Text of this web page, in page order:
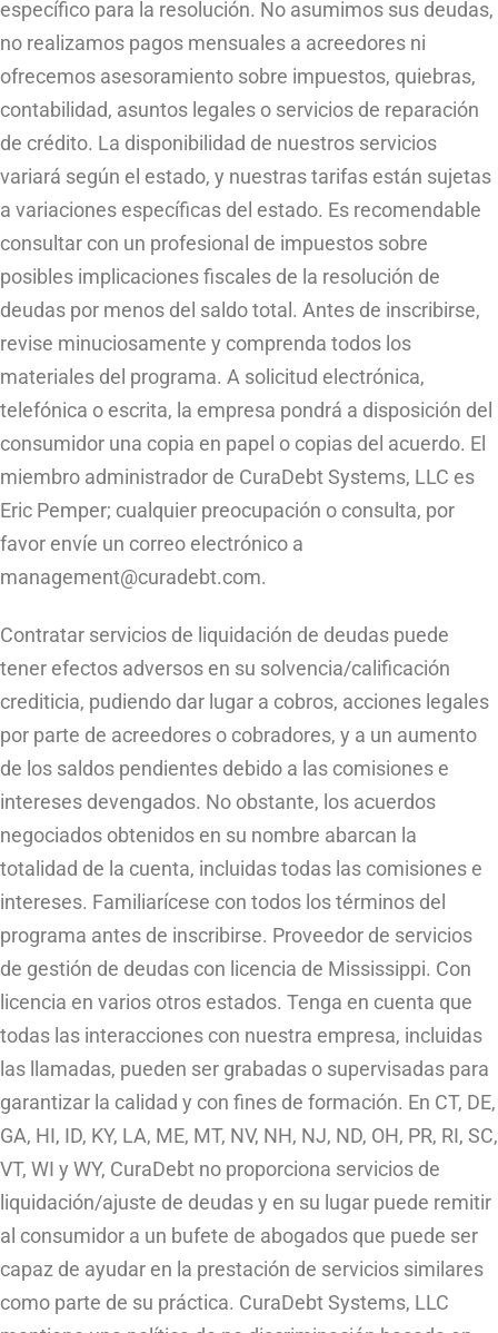
específico para la resolución. No asumimos sus deudas,
no realizamos pagos mensuales a acreedores ni
ofrecemos asesoramiento sobre impuestos, quiebras,
contabilidad, asuntos legales o servicios de reparación
de crédito. La disponibilidad de nuestros servicios
variará según el estado, y nuestras tarifas están sujetas
a variaciones específicas del estado. Es recomendable
consultar con un profesional de impuestos sobre
posibles implicaciones fiscales de la resolución de
deudas por menos del saldo total. Antes de inscribirse,
revise minuciosamente y comprenda todos los
materiales del programa. A solicitud electrónica,
telefónica o escrita, la empresa pondrá a disposición del
consumidor una copia en papel o copias del acuerdo. El
miembro administrador de CuraDebt Systems, LLC es
Eric Pemper; cualquier preocupación o consulta, por
favor envíe un correo electrónico a
management@curadebt.com.
Contratar servicios de liquidación de deudas puede
tener efectos adversos en su solvencia/calificación
crediticia, pudiendo dar lugar a cobros, acciones legales
por parte de acreedores o cobradores, y a un aumento
de los saldos pendientes debido a las comisiones e
intereses devengados. No obstante, los acuerdos
negociados obtenidos en su nombre abarcan la
totalidad de la cuenta, incluidas todas las comisiones e
intereses. Familiarícese con todos los términos del
programa antes de inscribirse. Proveedor de servicios
de gestión de deudas con licencia de Mississippi. Con
licencia en varios otros estados. Tenga en cuenta que
todas las interacciones con nuestra empresa, incluidas
las llamadas, pueden ser grabadas o supervisadas para
garantizar la calidad y con fines de formación. En CT, DE,
GA, HI, ID, KY, LA, ME, MT, NV, NH, NJ, ND, OH, PR, RI, SC,
VT, WI y WY, CuraDebt no proporciona servicios de
liquidación/ajuste de deudas y en su lugar puede remitir
al consumidor a un bufete de abogados que puede ser
capaz de ayudar en la prestación de servicios similares
como parte de su práctica. CuraDebt Systems, LLC